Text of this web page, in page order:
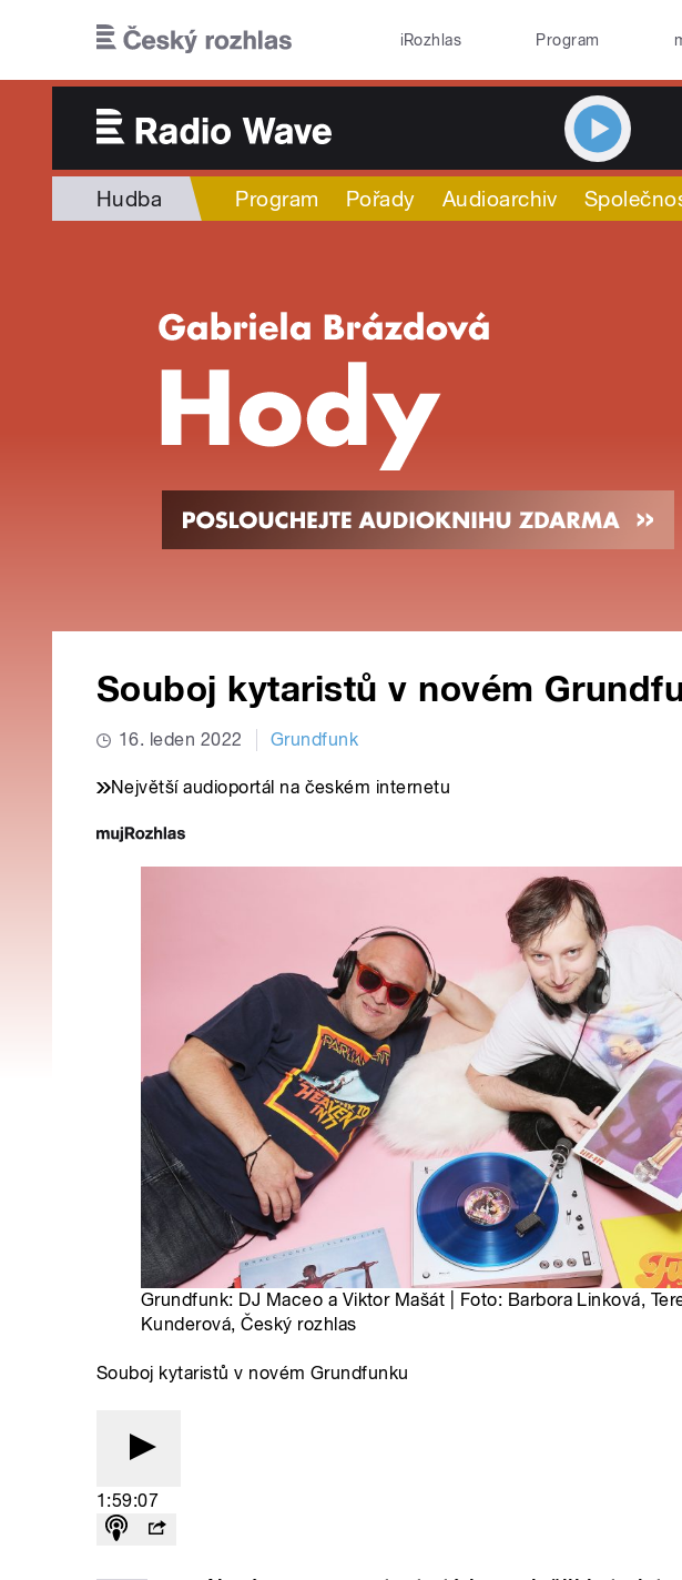
iRozhlas Program
Hudba Program Pořady Audioarchiv
Souboj kytaristů v novém
16. leden 2022 Grundfunk
Největší audioportál na českém internetu
Grundfunk: DJ Maceo a Viktor Mašát | Foto: Barbora Linková,
Kunderová, Český rozhlas
Souboj kytaristů v novém Grundfunku
1:59:07